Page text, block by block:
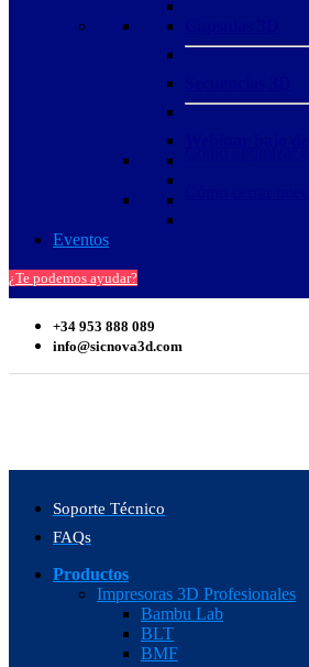
Eventos
¿Te podemos ayudar?
+34 953 888 089
info@sicnova3d.com
Soporte Técnico
FAQs
Productos
Impresoras 3D Profesionales
Bambu Lab
BLT
BMF